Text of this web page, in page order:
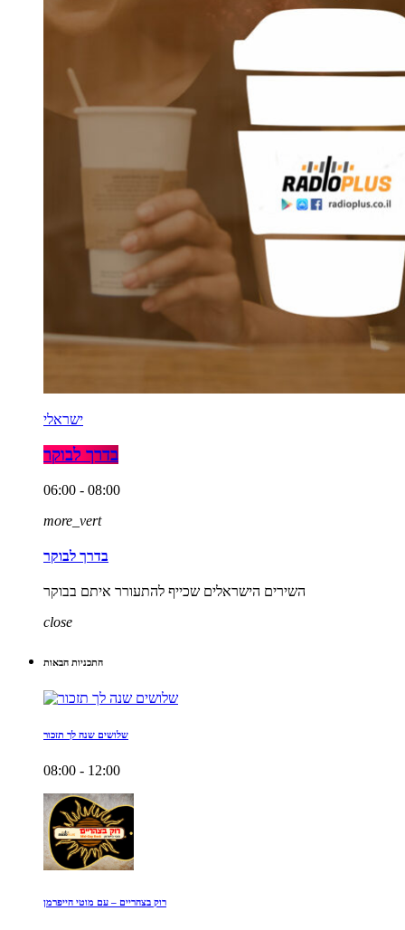
ישראלי
בדרך לבוקר
06:00 - 08:00
more_vert
בדרך לבוקר
השירים הישראלים שכייף להתעורר איתם בבוקר
close
התכניות הבאות
שלושים שנה לך תזכור
08:00 - 12:00
רוק בצהריים – עם מוטי הייפרמן